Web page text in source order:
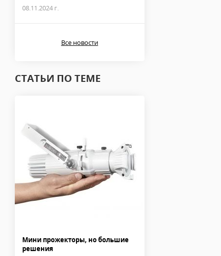
08.11.2024 г.
Все новости
СТАТЬИ ПО ТЕМЕ
Мини прожекторы, но большие
решения